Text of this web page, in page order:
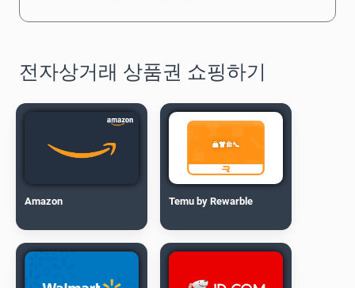
전자상거래 상품권 쇼핑하기
Amazon Temu by Rewarble